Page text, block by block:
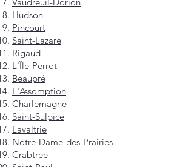
Hudson
Pincourt
Saint-Lazare
Rigaud
L'Île-Perrot
Beaupré
L'Assomption
Charlemagne
Saint-Sulpice
Lavaltrie
Notre-Dame-des-Prairies
Crabtree